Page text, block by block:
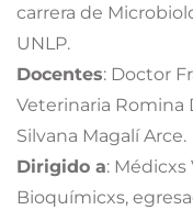
carrera de
UNLP.
Docentes: Doctor
Veterinaria Romina
Silvana Magalí Arce.
Dirigido a: Médicxs
Bioquímicxs,